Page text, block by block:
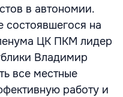
в автономии.
состоявшегося на
ЦК ПКМ лидер
Владимир
все местные
работу и